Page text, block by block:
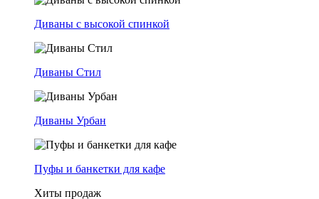
Диваны с высокой спинкой
Диваны Стил
Диваны Урбан
Пуфы и банкетки для кафе
Хиты продаж